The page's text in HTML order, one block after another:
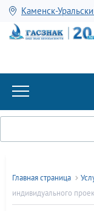
Каменск-
Главная страница
индивидуального